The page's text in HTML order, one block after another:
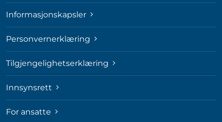
Informasjonskapsler
Personvernerklæring
Tilgjengelighetserklæring
Innsynsrett
For ansatte